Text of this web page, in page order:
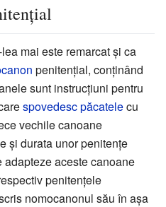
mai este remarcat și ca
penitențial, conținând
sunt instrucțiuni pentru
spovedescpăcatelecu
vechile canoane
și durata unor penitențe
aceste canoane
penitențele
nomocanonul său în așa